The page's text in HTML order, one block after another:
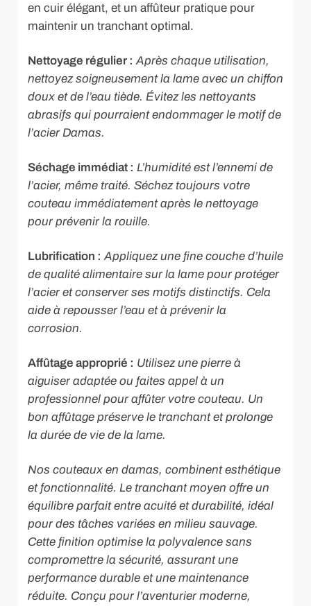
en cuir élégant, et un affûteur pratique pour
maintenir un tranchant optimal.
Nettoyage régulier : Après chaque utilisation,
nettoyez soigneusement la lame avec un chiffon
doux et de l’eau tiède. Évitez les nettoyants
abrasifs qui pourraient endommager le motif de
l’acier Damas.
Séchage immédiat : L’humidité est l’ennemi de
l’acier, même traité. Séchez toujours votre
couteau immédiatement après le nettoyage
pour prévenir la rouille.
Lubrification : Appliquez une fine couche d’huile
de qualité alimentaire sur la lame pour protéger
l’acier et conserver ses motifs distinctifs. Cela
aide à repousser l’eau et à prévenir la
corrosion.
Affûtage approprié : Utilisez une pierre à
aiguiser adaptée ou faites appel à un
professionnel pour affûter votre couteau. Un
bon affûtage préserve le tranchant et prolonge
la durée de vie de la lame.
Nos couteaux en damas, combinent esthétique
et fonctionnalité. Le tranchant moyen offre un
équilibre parfait entre acuité et durabilité, idéal
pour des tâches variées en milieu sauvage.
Cette finition optimise la polyvalence sans
compromettre la sécurité, assurant une
performance durable et une maintenance
réduite. Conçu pour l’aventurier moderne,